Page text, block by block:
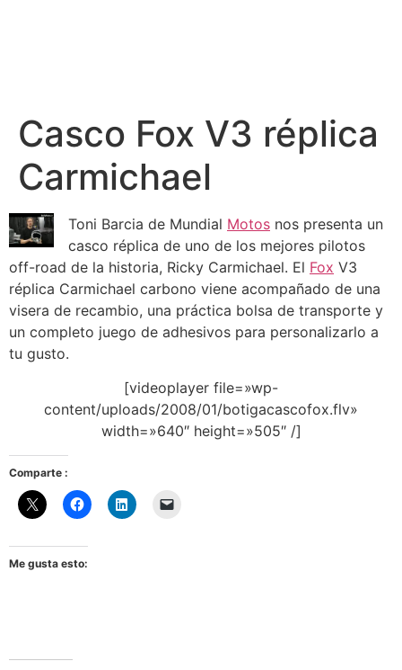
Casco Fox V3 réplica
Carmichael
Toni Barcia de Mundial Motos nos presenta un
casco réplica de uno de los mejores pilotos
off-road de la historia, Ricky Carmichael. El Fox V3
réplica Carmichael carbono viene acompañado de una
visera de recambio, una práctica bolsa de transporte y
un completo juego de adhesivos para personalizarlo a
tu gusto.
[videoplayer file=»wp-
content/uploads/2008/01/botigacascofox.flv»
width=»640″ height=»505″ /]
Comparte :
Me gusta esto: